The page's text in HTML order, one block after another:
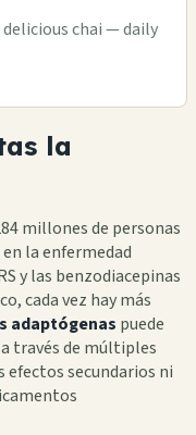
chai — daily
la
millones de personas
la enfermedad
y las benzodiacepinas
cada vez hay más
adaptógenas puede
través de múltiples
secundarios ni